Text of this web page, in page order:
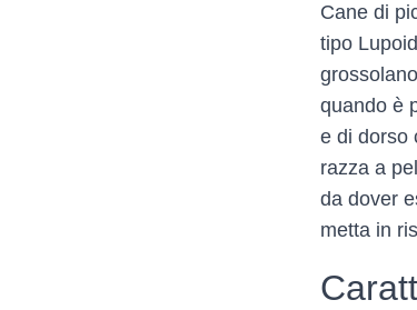
Cane di
tipo
quando è
e di dorso
razza a
da dover
metta in